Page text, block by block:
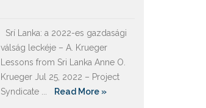
Srí Lanka: a 2022-es gazdasági
válság leckéje – A. Krueger
Lessons from Sri Lanka Anne O.
Krueger Jul 25, 2022 – Project
Syndicate ...
Read More »